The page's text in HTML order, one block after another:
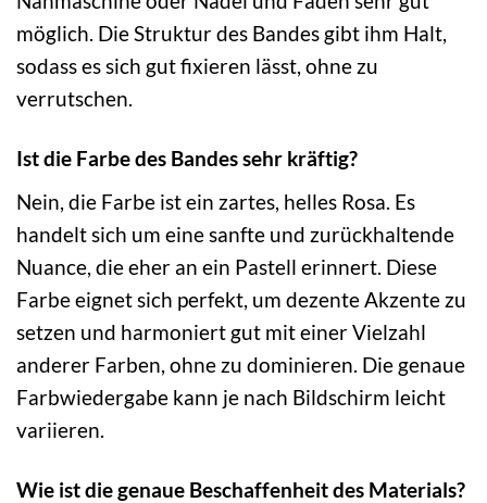
möglich. Die Struktur des Bandes gibt ihm Halt,
sodass es sich gut fixieren lässt, ohne zu
verrutschen.
Ist die Farbe des Bandes sehr kräftig?
Nein, die Farbe ist ein zartes, helles Rosa. Es
handelt sich um eine sanfte und zurückhaltende
Nuance, die eher an ein Pastell erinnert. Diese
Farbe eignet sich perfekt, um dezente Akzente zu
setzen und harmoniert gut mit einer Vielzahl
anderer Farben, ohne zu dominieren. Die genaue
Farbwiedergabe kann je nach Bildschirm leicht
variieren.
Wie ist die genaue Beschaffenheit des Materials?